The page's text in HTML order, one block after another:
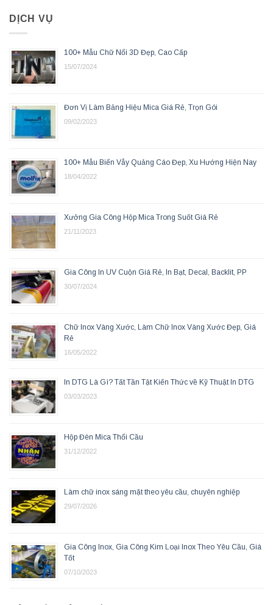
DỊCH VỤ
100+ Mẫu Chữ Nổi 3D Đẹp, Cao Cấp
15/07/2024
Đơn Vị Làm Bảng Hiệu Mica Giá Rẻ, Trọn Gói
09/02/2023
100+ Mẫu Biển Vẫy Quảng Cáo Đẹp, Xu Hướng Hiện Nay
18/04/2022
Xưởng Gia Công Hộp Mica Trong Suốt Giá Rẻ
21/11/2023
Gia Công In UV Cuộn Giá Rẻ, In Bạt, Decal, Backlit, PP
30/07/2024
Chữ Inox Vàng Xước, Làm Chữ Inox Vàng Xước Đẹp, Giá
Rẻ
16/05/2022
In DTG Là Gì? Tất Tần Tật Kiến Thức về Kỹ Thuật In DTG
03/03/2023
Hộp Đèn Mica Thổi Cầu
31/12/2022
Làm chữ inox sáng mặt theo yêu cầu, chuyên nghiệp
29/07/2026
Gia Công Inox, Gia Công Kim Loại Inox Theo Yêu Cầu, Giá
Tốt
07/10/2023